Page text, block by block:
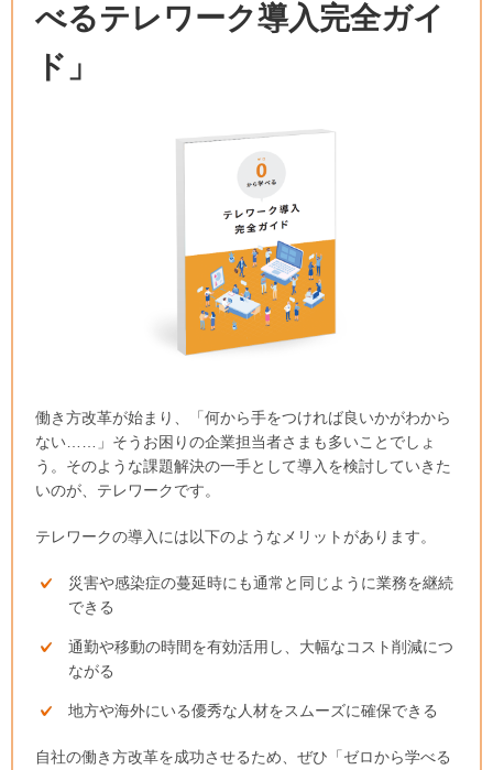
べるテレワーク導入完全ガイ
ド」
働き方改革が始まり、「何から手をつければ良いかがわから
ない……」そうお困りの企業担当者さまも多いことでしょ
う。そのような課題解決の一手として導入を検討していきた
いのが、テレワークです。
テレワークの導入には以下のようなメリットがあります。
災害や感染症の蔓延時にも通常と同じように業務を継続
できる
通勤や移動の時間を有効活用し、大幅なコスト削減につ
ながる
地方や海外にいる優秀な人材をスムーズに確保できる
自社の働き方改革を成功させるため、ぜひ「ゼロから学べる